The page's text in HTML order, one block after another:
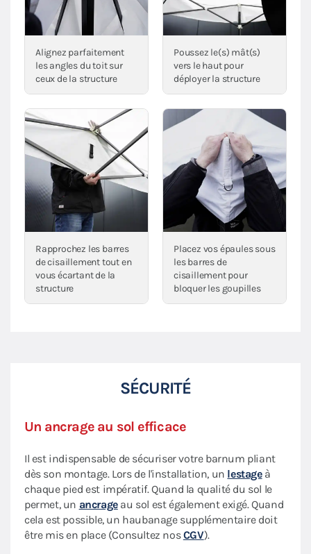
Alignez parfaitement
les angles du toit sur
ceux de la structure
Poussez le(s) mât(s)
vers le haut pour
déployer la structure
Rapprochez les barres
de cisaillement tout en
vous écartant de la
structure
Placez vos épaules sous
les barres de
cisaillement pour
bloquer les goupilles
SÉCURITÉ
Un ancrage au sol efficace
Il est indispensable de sécuriser votre barnum pliant
dès son montage. Lors de l'installation, un lestageà
chaque pied est impératif. Quand la qualité du sol le
permet, un ancrageau sol est également exigé. Quand
cela est possible, un haubanage supplémentaire doit
être mis en place (Consultez nosCGV).